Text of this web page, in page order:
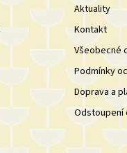
Aktuality
Kontakt
Všeobecné
Podmínky
Doprava a
Odstoupení